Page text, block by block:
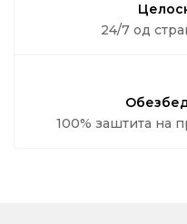
24/7 од
100% заштита на